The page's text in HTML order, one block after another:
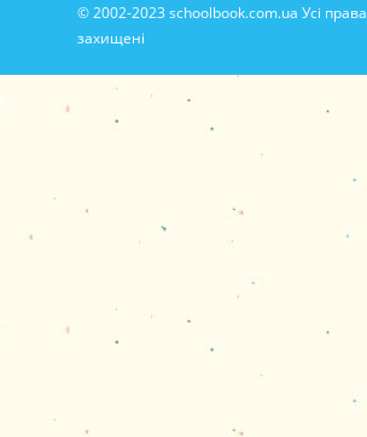
© 2002-2023 schoolbook.com.ua Усі права
захищені